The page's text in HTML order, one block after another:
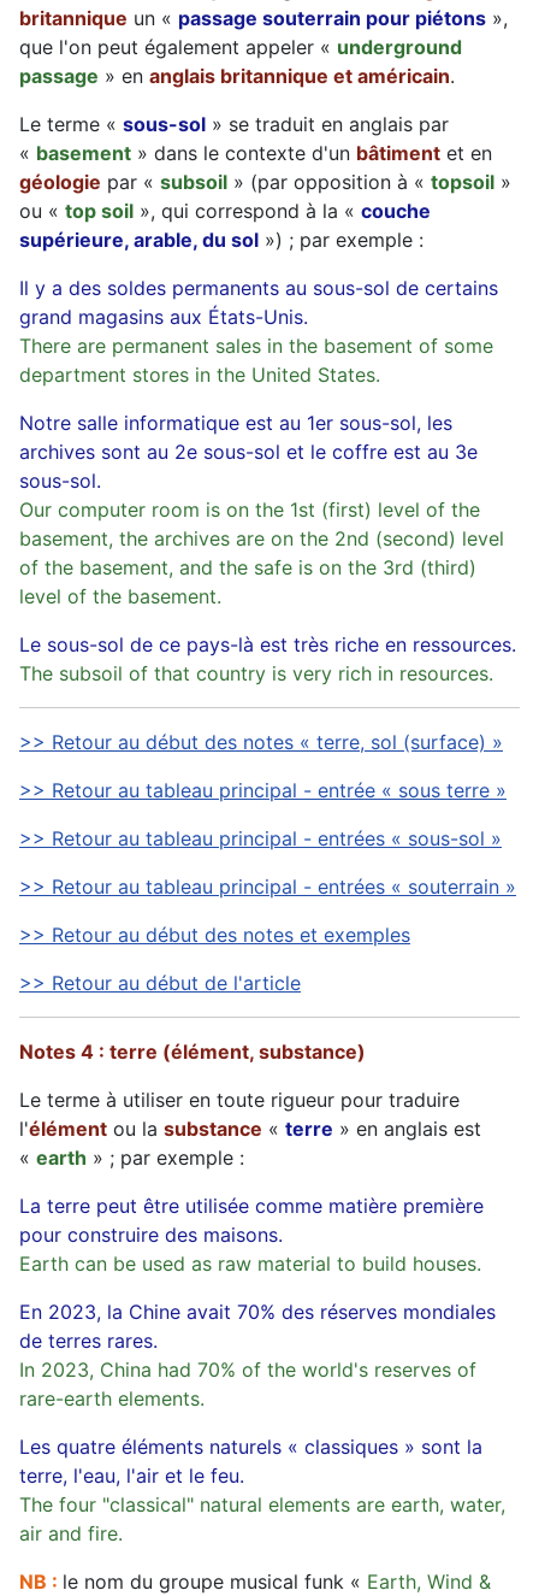
britannique un « passage souterrain pour piétons »,
que l'on peut également appeler « underground
passage » en anglais britannique et américain.
Le terme « sous-sol » se traduit en anglais par
« basement » dans le contexte d'un bâtiment et en
géologie par « subsoil » (par opposition à « topsoil »
ou « top soil », qui correspond à la « couche
supérieure, arable, du sol ») ; par exemple :
Il y a des soldes permanents au sous-sol de certains
grand magasins aux États-Unis.
There are permanent sales in the basement of some
department stores in the United States.
Notre salle informatique est au 1er sous-sol, les
archives sont au 2e sous-sol et le coffre est au 3e
sous-sol.
Our computer room is on the 1st (first) level of the
basement, the archives are on the 2nd (second) level
of the basement, and the safe is on the 3rd (third)
level of the basement.
Le sous-sol de ce pays-là est très riche en ressources.
The subsoil of that country is very rich in resources.
>> Retour au début des notes « terre, sol (surface) »
>> Retour au tableau principal - entrée « sous terre »
>> Retour au tableau principal - entrées « sous-sol »
>> Retour au tableau principal - entrées « souterrain »
>> Retour au début des notes et exemples
>> Retour au début de l'article
Notes 4 : terre (élément, substance)
Le terme à utiliser en toute rigueur pour traduire
l'élément ou la substance « terre » en anglais est
« earth » ; par exemple :
La terre peut être utilisée comme matière première
pour construire des maisons.
Earth can be used as raw material to build houses.
En 2023, la Chine avait 70% des réserves mondiales
de terres rares.
In 2023, China had 70% of the world's reserves of
rare-earth elements.
Les quatre éléments naturels « classiques » sont la
terre, l'eau, l'air et le feu.
The four "classical" natural elements are earth, water,
air and fire.
NB : le nom du groupe musical funk « Earth, Wind &